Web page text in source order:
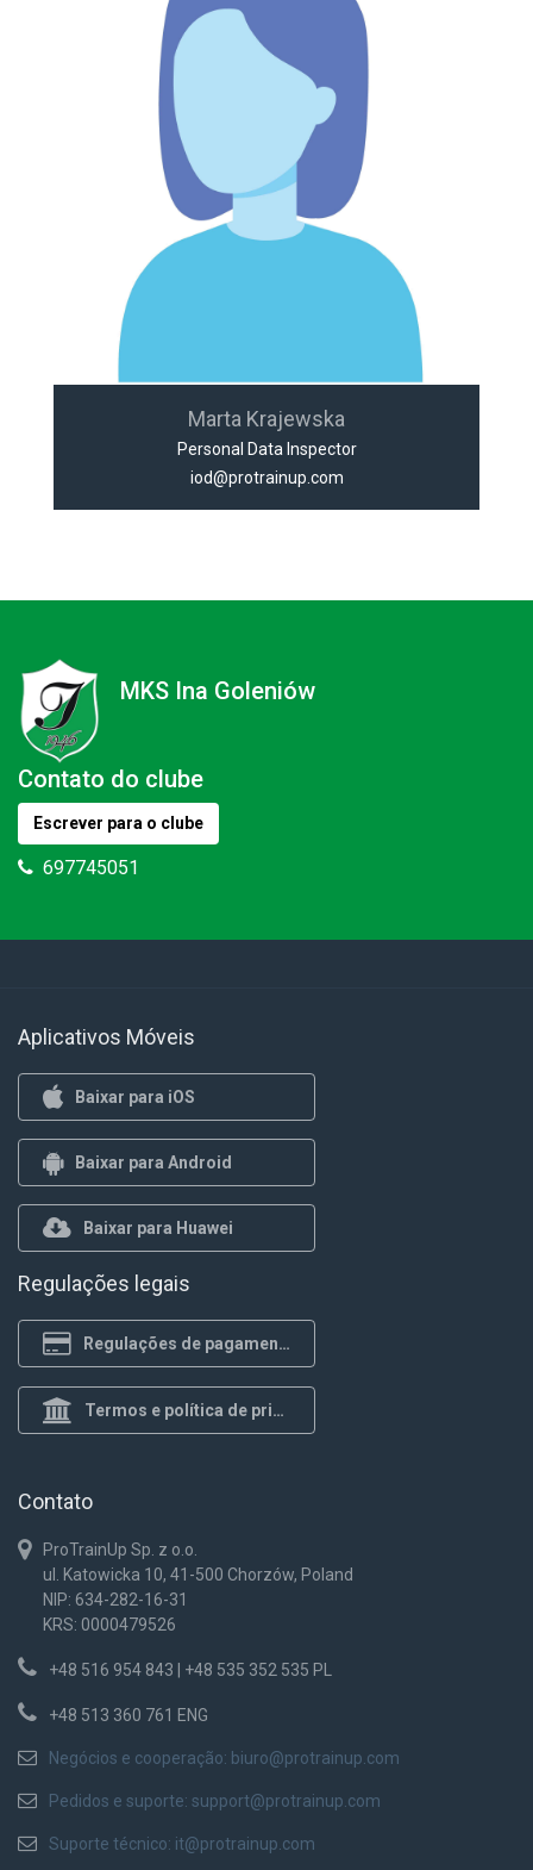
Marta Krajewska
Personal Data Inspector
iod@protrainup.com
MKS Ina Goleniów
Contato do clube
Escrever para o clube
697745051
Aplicativos Móveis
Baixar para iOS
Baixar para Android
Baixar para Huawei
Regulações legais
Regulações de pagamento
Termos e política de privacidade
Contato
ProTrainUp Sp. z o.o.
ul. Katowicka 10, 41-500 Chorzów, Poland
NIP: 634-282-16-31
KRS: 0000479526
+48 516 954 843 | +48 535 352 535 PL
+48 513 360 761 ENG
Negócios e cooperação: biuro@protrainup.com
Pedidos e suporte: support@protrainup.com
Suporte técnico: it@protrainup.com